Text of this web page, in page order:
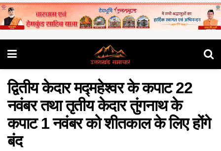
द्वितीय केदार मद्महेश्वर के कपाट 22
नवंबर तथा तृतीय केदार तुंगनाथ के
कपाट 1 नवंबर को शीतकाल के लिए होंगे
बंद